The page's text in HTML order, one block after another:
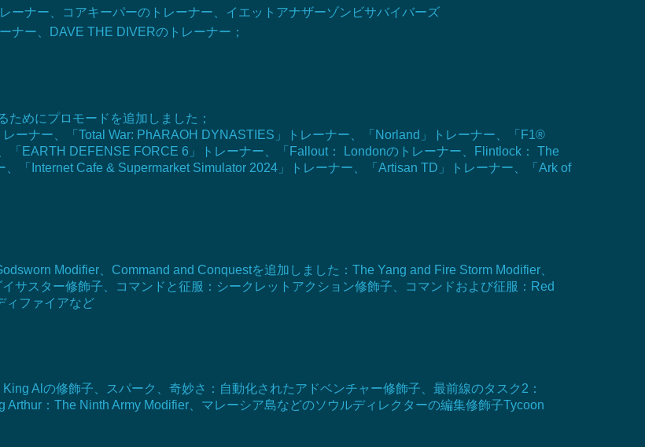
ーナー、コアキーパーのトレーナー、イエットアナザーゾンビサバイバーズ
ナー、DAVE THE DIVERのトレーナー；
めにプロモードを追加しました；
ーナー、「Total War: PhARAOH DYNASTIES」トレーナー、「Norland」トレーナー、「F1®
「EARTH DEFENSE FORCE 6」トレーナー、「Fallout： Londonのトレーナー、Flintlock： The
「Internet Cafe & Supermarket Simulator 2024」トレーナー、「Artisan TD」トレーナー、「Ark of
Modifier、Command and Conquestを追加しました：The Yang and Fire Storm Modifier、
サスター修飾子、コマンドと征服：シークレットアクション修飾子、コマンドおよび征服：Red
ィファイアなど
Alの修飾子、スパーク、奇妙さ：自動化されたアドベンチャー修飾子、最前線のタスク2：
：The Ninth Army Modifier、マレーシア島などのソウルディレクターの編集修飾子Tycoon